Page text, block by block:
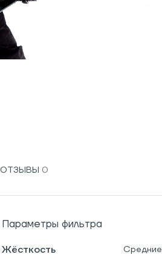
ОТЗЫВЫ
Параметры фильтра
Жёсткость Средние